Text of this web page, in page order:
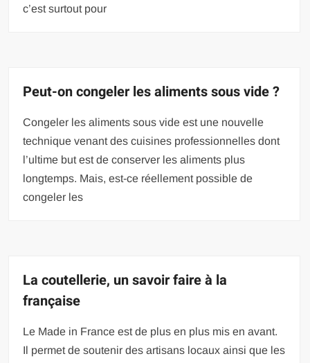
c’est surtout pour
Peut-on congeler les aliments sous vide ?
Congeler les aliments sous vide est une nouvelle
technique venant des cuisines professionnelles dont
l’ultime but est de conserver les aliments plus
longtemps. Mais, est-ce réellement possible de
congeler les
La coutellerie, un savoir faire à la
française
Le Made in France est de plus en plus mis en avant.
Il permet de soutenir des artisans locaux ainsi que les